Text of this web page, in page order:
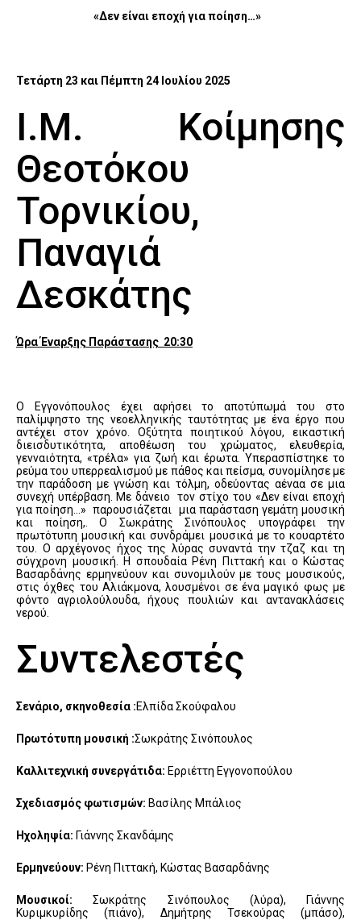
«Δεν είναι εποχή για ποίηση…»
Τετάρτη 23 και Πέμπτη 24 Ιουλίου 2025
Ι.Μ. Κοίμησης
Θεοτόκου
Τορνικίου,
Παναγιά
Δεσκάτης
Ώρα Έναρξης Παράστασης 20:30
Ο Εγγονόπουλος έχει αφήσει το αποτύπωμά του στο
παλίμψηστο της νεοελληνικής ταυτότητας με ένα έργο που
αντέχει στον χρόνο. Οξύτητα ποιητικού λόγου, εικαστική
διεισδυτικότητα, αποθέωση του χρώματος, ελευθερία,
γενναιότητα, «τρέλα» για ζωή και έρωτα. Υπερασπίστηκε το
ρεύμα του υπερρεαλισμού με πάθος και πείσμα, συνομίλησε με
την παράδοση με γνώση και τόλμη, οδεύοντας αέναα σε μια
συνεχή υπέρβαση. Με δάνειο τον στίχο του «Δεν είναι εποχή
για ποίηση…» παρουσιάζεται μια παράσταση γεμάτη μουσική
και ποίηση,. Ο Σωκράτης Σινόπουλος υπογράφει την
πρωτότυπη μουσική και συνδράμει μουσικά με το κουαρτέτο
του. Ο αρχέγονος ήχος της λύρας συναντά την τζαζ και τη
σύγχρονη μουσική. Η σπουδαία Ρένη Πιττακή και ο Κώστας
Βασαρδάνης ερμηνεύουν και συνομιλούν με τους μουσικούς,
στις όχθες του Αλιάκμονα, λουσμένοι σε ένα μαγικό φως με
φόντο αγριολούλουδα, ήχους πουλιών και αντανακλάσεις
νερού.
Συντελεστές
Σενάριο, σκηνοθεσία :Ελπίδα Σκούφαλου
Πρωτότυπη μουσική :Σωκράτης Σινόπουλος
Kαλλιτεχνική συνεργάτιδα: Ερριέττη Εγγονοπούλου
Σχεδιασμός φωτισμών: Βασίλης Μπάλιος
Ηχοληψία: Γιάννης Σκανδάμης
Ερμηνεύουν: Ρένη Πιττακή, Κώστας Βασαρδάνης
Μουσικοί:Σωκράτης Σινόπουλος (λύρα), Γιάννης
Κυριμκυρίδης (πιάνο), Δημήτρης Τσεκούρας (μπάσο),